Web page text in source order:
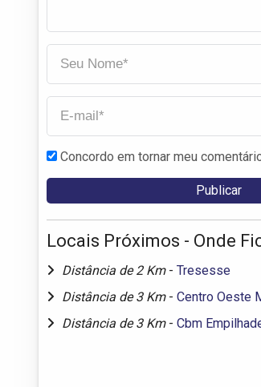
Concordo em tornar meu
Locais Próximos - Onde
Distância de 2 Km - Tresesse
Distância de 3 Km - Centro Oeste
Distância de 3 Km - Cbm